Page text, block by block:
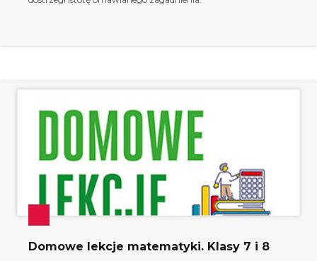
Domowe lekcje matematyki. Klasy 7 i 8